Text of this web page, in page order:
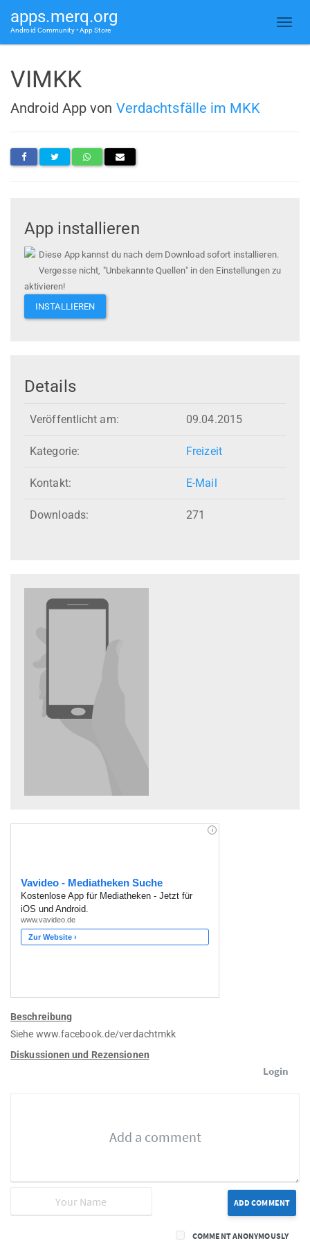
apps.merq.org
Android Community • App Store
VIMKK
Android App von Verdachtsfälle im MKK
App installieren
Diese App kannst du nach dem Download sofort installieren.
Vergesse nicht, "Unbekannte Quellen" in den Einstellungen zu
aktivieren!
INSTALLIEREN
Details
Veröffentlicht am: 09.04.2015
Kategorie: Freizeit
Kontakt: E-Mail
Downloads: 271
Beschreibung
Siehe www.facebook.de/verdachtmkk
Diskussionen und Rezensionen
Login
ADD COMMENT
COMMENT ANONYMOUSLY